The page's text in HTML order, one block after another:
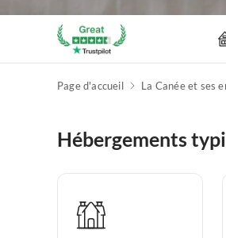
Page d'accueil La Canée et ses
Hébergements